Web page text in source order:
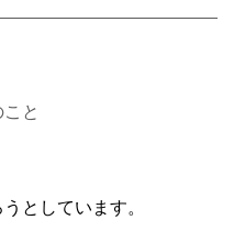
と
としています。